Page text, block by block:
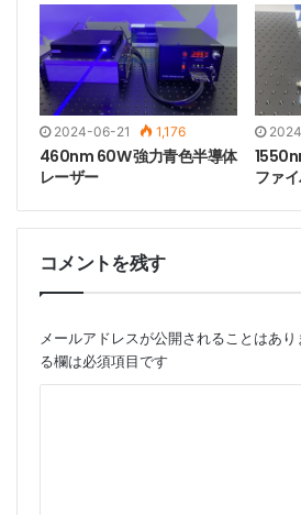
2024-06-21 1,176
460nm 60W 強力青色半導体
レーザー
ファ
コメントを残す
メールアドレスが公開されることはあり
る欄は必須項目です